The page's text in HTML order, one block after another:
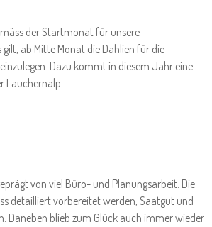
der Startmonat für unsere
ab Mitte Monat die Dahlien für die
Dazu kommt in diesem Jahr eine
Lauchernalp.
von viel Büro- und Planungsarbeit. Die
detailliert vorbereitet werden, Saatgut und
Daneben blieb zum Glück auch immer wieder